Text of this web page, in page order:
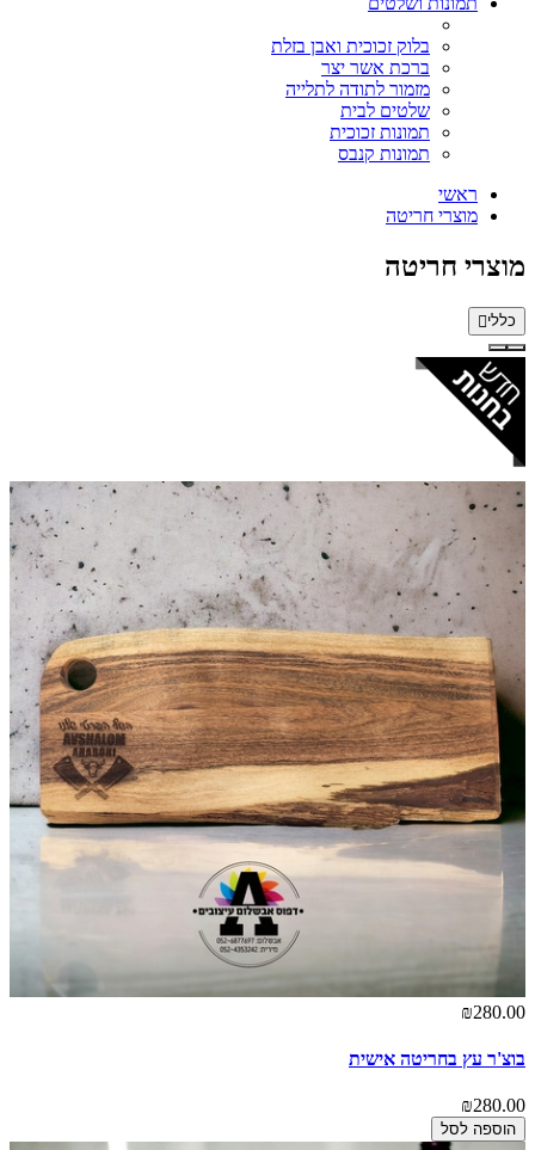
בלוק זכוכית ואבן בזלת
ברכת אשר יצר
מזמור לתודה לתלייה
שלטים לבית
תמונות זכוכית
תמונות קנבס
ראשי
מוצרי חריטה
מוצרי חריטה
כללי
₪280.00
בוצ'ר עץ בחריטה אישית
₪280.00
הוספה לסל